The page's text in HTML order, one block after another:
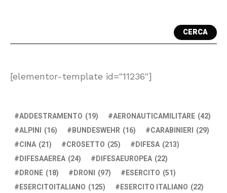
CERCA
[elementor-template id="11236"]
ADDESTRAMENTO (19) AERONAUTICAMILITARE (42)
ALPINI (16) BUNDESWEHR (16) CARABINIERI (29)
CINA (21) CROSETTO (25) DIFESA (213)
DIFESAAEREA (24) DIFESAEUROPEA (22)
DRONE (18) DRONI (97) ESERCITO (51)
ESERCITOITALIANO (125) ESERCITO ITALIANO (22)